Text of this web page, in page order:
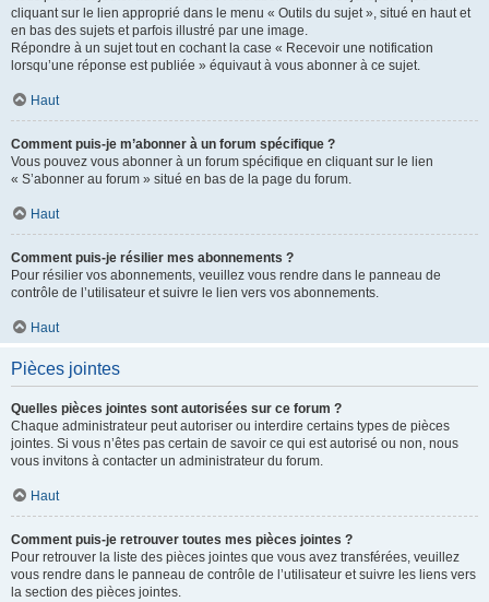
cliquant sur le lien approprié dans le menu « Outils du sujet », situé en haut et
en bas des sujets et parfois illustré par une image.
Répondre à un sujet tout en cochant la case « Recevoir une notification
lorsqu’une réponse est publiée » équivaut à vous abonner à ce sujet.
Haut
Comment puis-je m’abonner à un forum spécifique ?
Vous pouvez vous abonner à un forum spécifique en cliquant sur le lien
« S’abonner au forum » situé en bas de la page du forum.
Haut
Comment puis-je résilier mes abonnements ?
Pour résilier vos abonnements, veuillez vous rendre dans le panneau de
contrôle de l’utilisateur et suivre le lien vers vos abonnements.
Haut
Pièces jointes
Quelles pièces jointes sont autorisées sur ce forum ?
Chaque administrateur peut autoriser ou interdire certains types de pièces
jointes. Si vous n’êtes pas certain de savoir ce qui est autorisé ou non, nous
vous invitons à contacter un administrateur du forum.
Haut
Comment puis-je retrouver toutes mes pièces jointes ?
Pour retrouver la liste des pièces jointes que vous avez transférées, veuillez
vous rendre dans le panneau de contrôle de l’utilisateur et suivre les liens vers
la section des pièces jointes.